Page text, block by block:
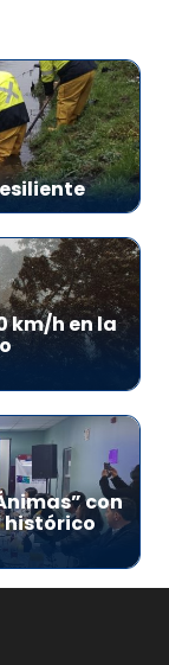
km/h en la
con
histórico